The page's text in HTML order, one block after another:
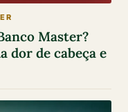
Master?
dor de cabeça e